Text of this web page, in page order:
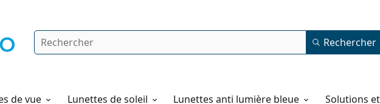
Rechercher Rechercher
de vue Lunettes de soleil Lunettes anti lumière bleue Solutions